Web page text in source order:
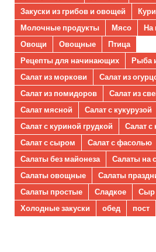
Закуски из грибов и овощей
Молочные продукты
Мясо
На
Овощи
Овощные
Птица
Рецепты для начинающих
Рыба
Салат из моркови
Салат из
Салат из помидоров
Салат из
Салат мясной
Салат с кукурузой
Салат с куриной грудкой
Салат с
Салат с сыром
Салат с фасолью
Салаты без майонеза
Салаты на
Салаты овощные
Салаты
Салаты простые
Сладкое Сыр
Холодные закуски
обед пост